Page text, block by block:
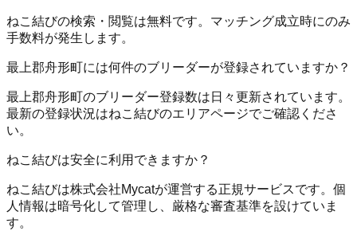
ねこ結びの検索・閲覧は無料です。マッチング成立時にのみ
手数料が発生します。
最上郡舟形町には何件のブリーダーが登録されていますか？
最上郡舟形町のブリーダー登録数は日々更新されています。
最新の登録状況はねこ結びのエリアページでご確認くださ
い。
ねこ結びは安全に利用できますか？
ねこ結びは株式会社Mycatが運営する正規サービスです。個
人情報は暗号化して管理し、厳格な審査基準を設けていま
す。